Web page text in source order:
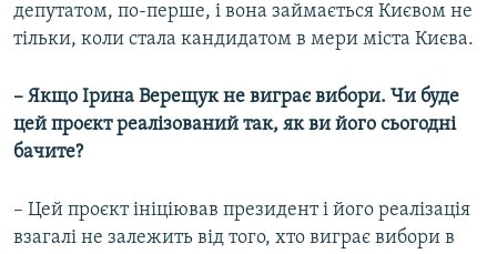
депутатом, по-перше, і вона займається Києвом не
тільки, коли стала кандидатом в мери міста Києва.
– Якщо Ірина Верещук не виграє вибори. Чи буде
цей проєкт реалізований так, як ви його сьогодні
бачите?
– Цей проєкт ініціював президент і його реалізація
взагалі не залежить від того, хто виграє вибори в